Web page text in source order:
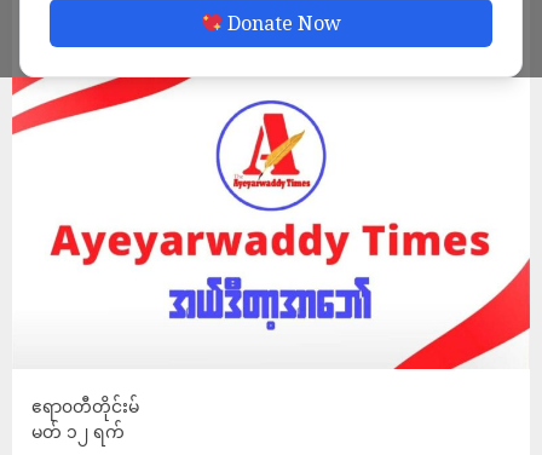
Donate Now
ADMIN MARCH 13, 2026
ဧရာ၀တီတိုင်းမ်
မတ် ၁၂ ရက်